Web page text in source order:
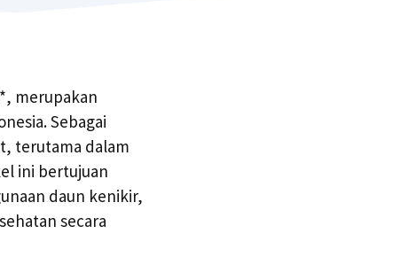
merupakan
Sebagai
terutama dalam
ini bertujuan
daun kenikir,
secara